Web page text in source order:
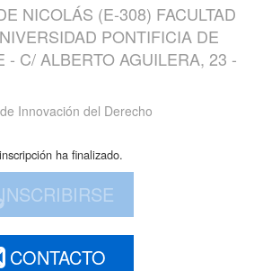
NICOLÁS (E-308) FACULTAD
PONTIFICIA DE
- C/ ALBERTO AGUILERA, 23 -
Innovación del Derecho
ha finalizado.
INSCRIBIRSE
CONTACTO